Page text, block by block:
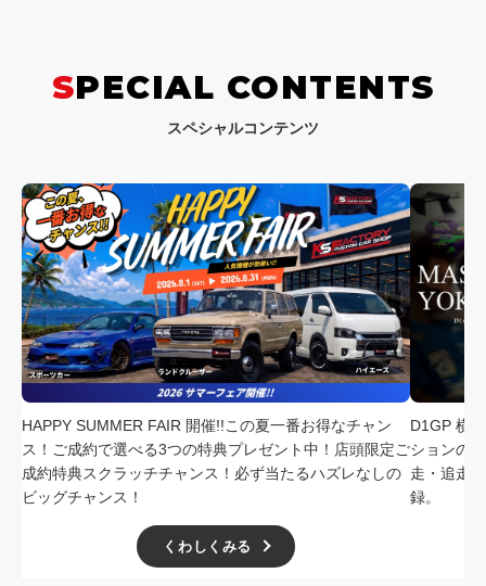
SPECIAL CONTENTS
スペシャルコンテンツ
HAPPY SUMMER FAIR 開催!!この夏一番お得なチャン
ス！ご成約で選べる3つの特典プレゼント中！店頭限定ご
成約特典スクラッチチャンス！必ず当たるハズレなしの
ビッグチャンス！
くわしくみる
D1GP 横
ションの
走・追走
録。